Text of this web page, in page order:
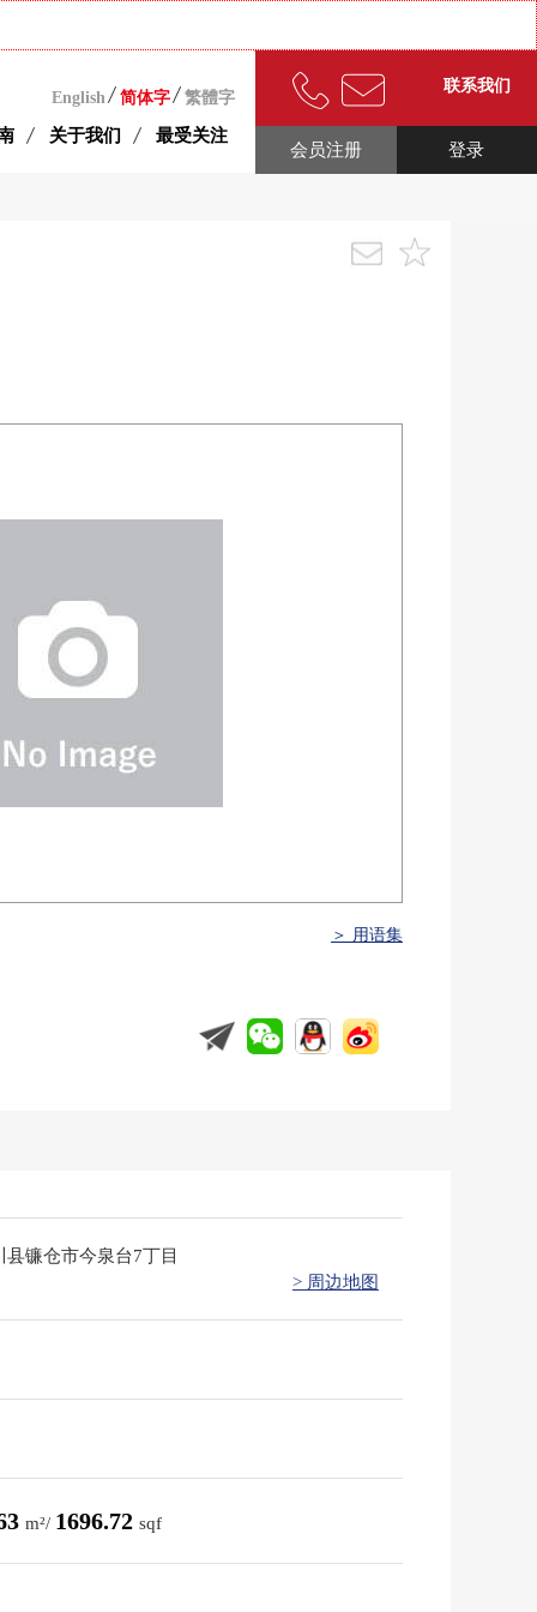
English 简体字 繁體字
关于我们 最受关注
联系我们
登录
会员注册
＞ 用语集
县镰仓市今泉台7丁目
> 周边地图
m²/ 1696.72 sqf